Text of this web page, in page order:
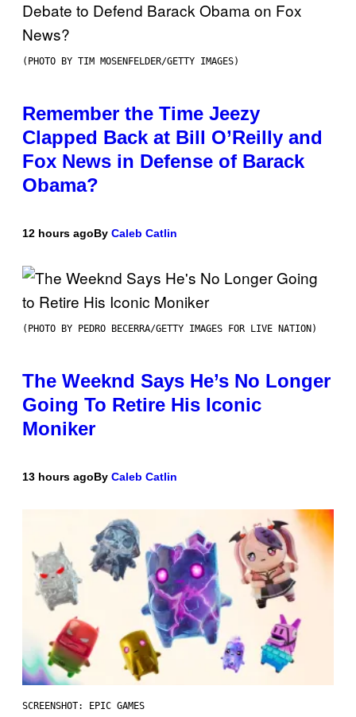
(PHOTO BY TIM MOSENFELDER/GETTY IMAGES)
Remember the Time Jeezy
Clapped Back at Bill O’Reilly and
Fox News in Defense of Barack
Obama?
12 hours agoBy Caleb Catlin
(PHOTO BY PEDRO BECERRA/GETTY IMAGES FOR LIVE NATION)
The Weeknd Says He’s No Longer
Going To Retire His Iconic
Moniker
13 hours agoBy Caleb Catlin
SCREENSHOT: EPIC GAMES